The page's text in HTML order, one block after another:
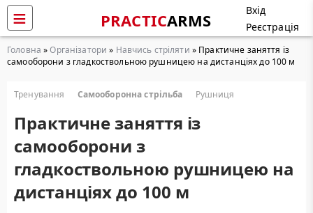
PRACTICARMS
Вхід
Реєстрація
Головна »Організатори » Навчись стріляти » Практичне заняття із
самооборони з гладкоствольною рушницею на дистанціях до 100 м
Тренування Самооборонна стрільба Рушниця
Практичне заняття із
самооборони з
гладкоствольною рушницею на
дистанціях до 100 м